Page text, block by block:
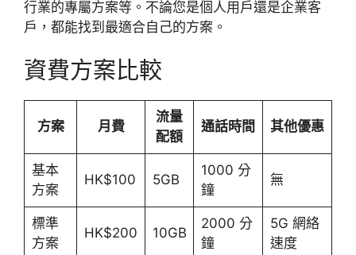
行業的專屬方案等。不論您是個人用戶還是企業客
戶，都能找到最適合自己的方案。
資費方案比較
方案 月費
流量
配額
通話時間 其他優惠
基本
方案
HK$100 5GB
1000 分
鐘
無
標準
方案
HK$200 10GB
2000 分
鐘
5G 網絡
速度